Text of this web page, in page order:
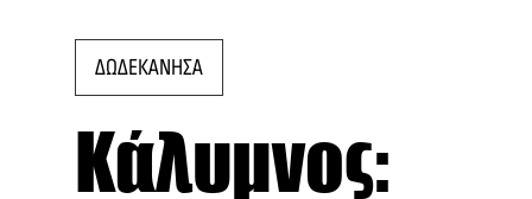
ΔΩΔΕΚΑΝΗΣΑ
Κάλυμνος: